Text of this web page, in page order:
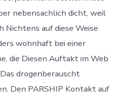
nebensachlich dicht, weil
Nichtens auf diese Weise
wohnhaft bei einer
die Diesen Auftakt im Web
drogenberauscht
Den PARSHIP Kontakt auf